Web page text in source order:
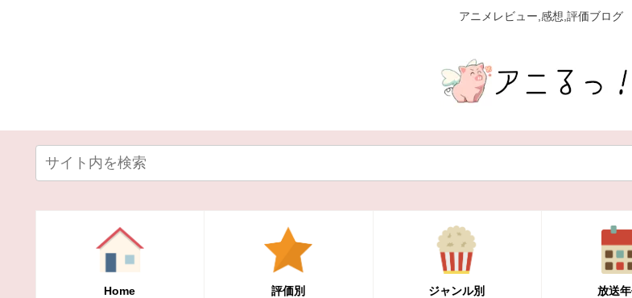
アニメレビュー,感想,評価ブログ
Home 評価別 ジャンル別 放送